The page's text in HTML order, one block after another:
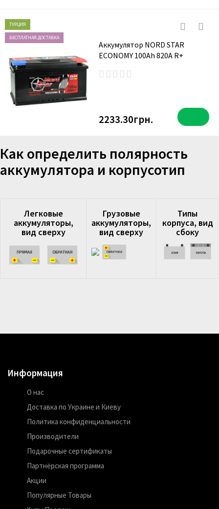
ТУРЦИЯ
БЕСПЛАТНАЯ ДОСТАВКА
Аккумулятор NORD STAR
ECONOMY 100Ah 820A R+
2233.30грн.
Как определить полярность
аккумулятора и корпусотип
Легковые
аккумуляторы,
вид сверху
Грузовые
аккумуляторы,
вид сверху
Типы
корпуса, вид
сбоку
Информация
О нас
Доставка по Украине и Киеву
Политика конфиденциальности
Производители
Подарочные сертификаты
Партнёрская программа
Акции
Популярные Товары